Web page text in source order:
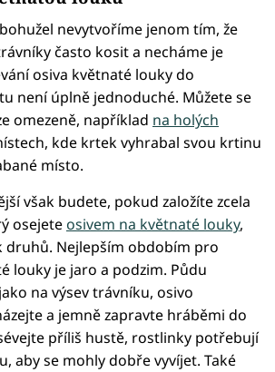
nevytvoříme jenom tím, že
často kosit a necháme je
osiva květnaté louky do
není úplně jednoduché. Můžete se
omezeně, například na holých
kde krtek vyhrabal svou krtinu
místo.
však budete, pokud založíte zcela
osejeteosivem na květnaté louky,
druhů. Nejlepším obdobím pro
louky je jaro a podzim. Půdu
na výsev trávníku, osivo
a jemně zapravte hráběmi do
příliš hustě, rostlinky potřebují
aby se mohly dobře vyvíjet. Také